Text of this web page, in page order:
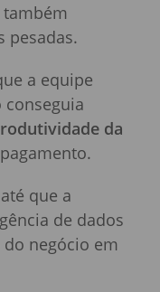
também
pesadas.
a equipe
da
que a
de dados
negócio em